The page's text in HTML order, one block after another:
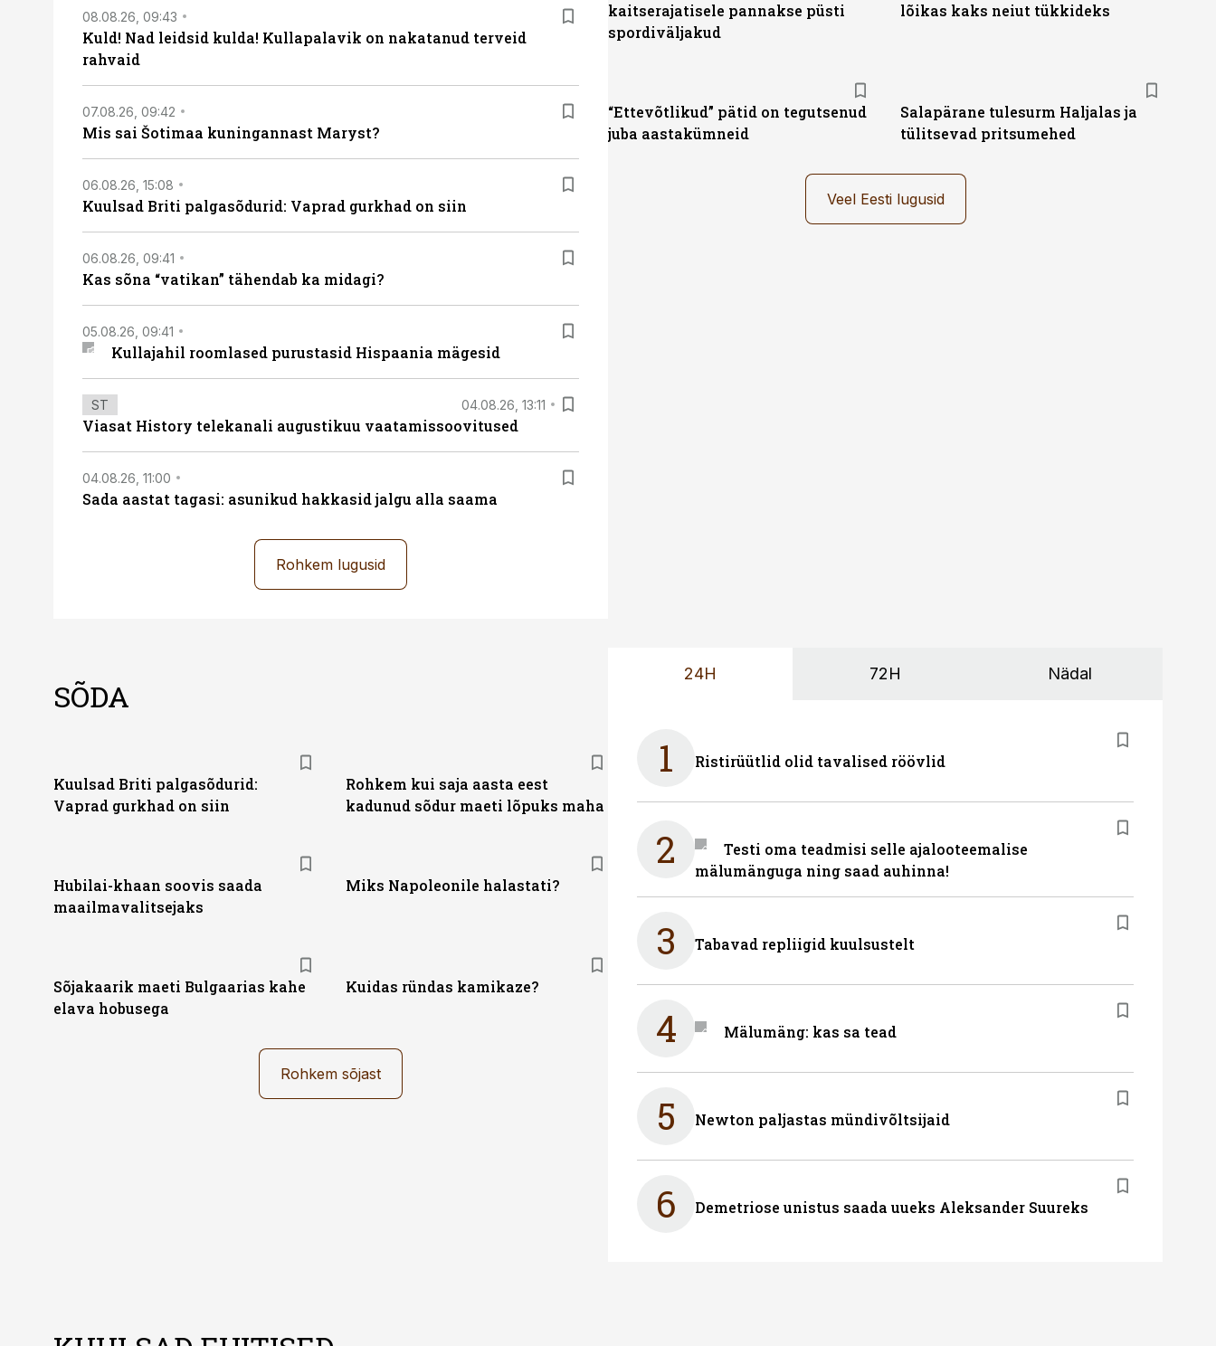
08.08.26, 09:43
Kuld! Nad leidsid kulda! Kullapalavik on nakatanud terveid
rahvaid
07.08.26, 09:42
Mis sai Šotimaa kuningannast Maryst?
06.08.26, 15:08
Kuulsad Briti palgasõdurid: Vaprad gurkhad on siin
06.08.26, 09:41
Kas sõna “vatikan” tähendab ka midagi?
05.08.26, 09:41
Kullajahil roomlased purustasid Hispaania mägesid
ST 04.08.26, 13:11
Viasat History telekanali augustikuu vaatamissoovitused
04.08.26, 11:00
Sada aastat tagasi: asunikud hakkasid jalgu alla saama
Rohkem lugusid
kaitserajatisele pannakse püsti
spordiväljakud
lõikas kaks neiut tükkideks
“Ettevõtlikud” pätid on tegutsenud
juba aastakümneid
Salapärane tulesurm Haljalas ja
tülitsevad pritsumehed
Veel Eesti lugusid
SÕDA
Kuulsad Briti palgasõdurid:
Vaprad gurkhad on siin
Rohkem kui saja aasta eest
kadunud sõdur maeti lõpuks maha
Hubilai-khaan soovis saada
maailmavalitsejaks
Miks Napoleonile halastati?
Sõjakaarik maeti Bulgaarias kahe
elava hobusega
Kuidas ründas kamikaze?
Rohkem sõjast
24H 72H Nädal
1 Ristirüütlid olid tavalised röövlid
2
Testi oma teadmisi selle ajalooteemalise
mälumänguga ning saad auhinna!
3 Tabavad repliigid kuulsustelt
4 Mälumäng: kas sa tead
5 Newton paljastas mündivõltsijaid
6 Demetriose unistus saada uueks Aleksander Suureks